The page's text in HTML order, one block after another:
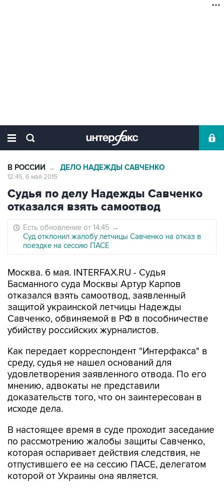
В РОССИИ → ДЕЛО НАДЕЖДЫ САВЧЕНКО
12:45, 6 мая 2015
Судья по делу Надежды Савченко
отказался взять самоотвод
Есть обновление от 14:45 →
Суд отклонил жалобу летчицы Савченко на отказ в
поездке на сессию ПАСЕ
Москва. 6 мая. INTERFAX.RU - Судья
Басманного суда Москвы Артур Карпов
отказался взять самоотвод, заявленный
защитой украинской летчицы Надежды
Савченко, обвиняемой в РФ в пособничестве
убийству российских журналистов.
Как передает корреспондент "Интерфакса" в
среду, судья не нашел оснований для
удовлетворения заявленного отвода. По его
мнению, адвокаты не представили
доказательств того, что он заинтересован в
исходе дела.
В настоящее время в суде проходит заседание
по рассмотрению жалобы защиты Савченко,
которая оспаривает действия следствия, не
отпустившего ее на сессию ПАСЕ, делегатом
которой от Украины она является.